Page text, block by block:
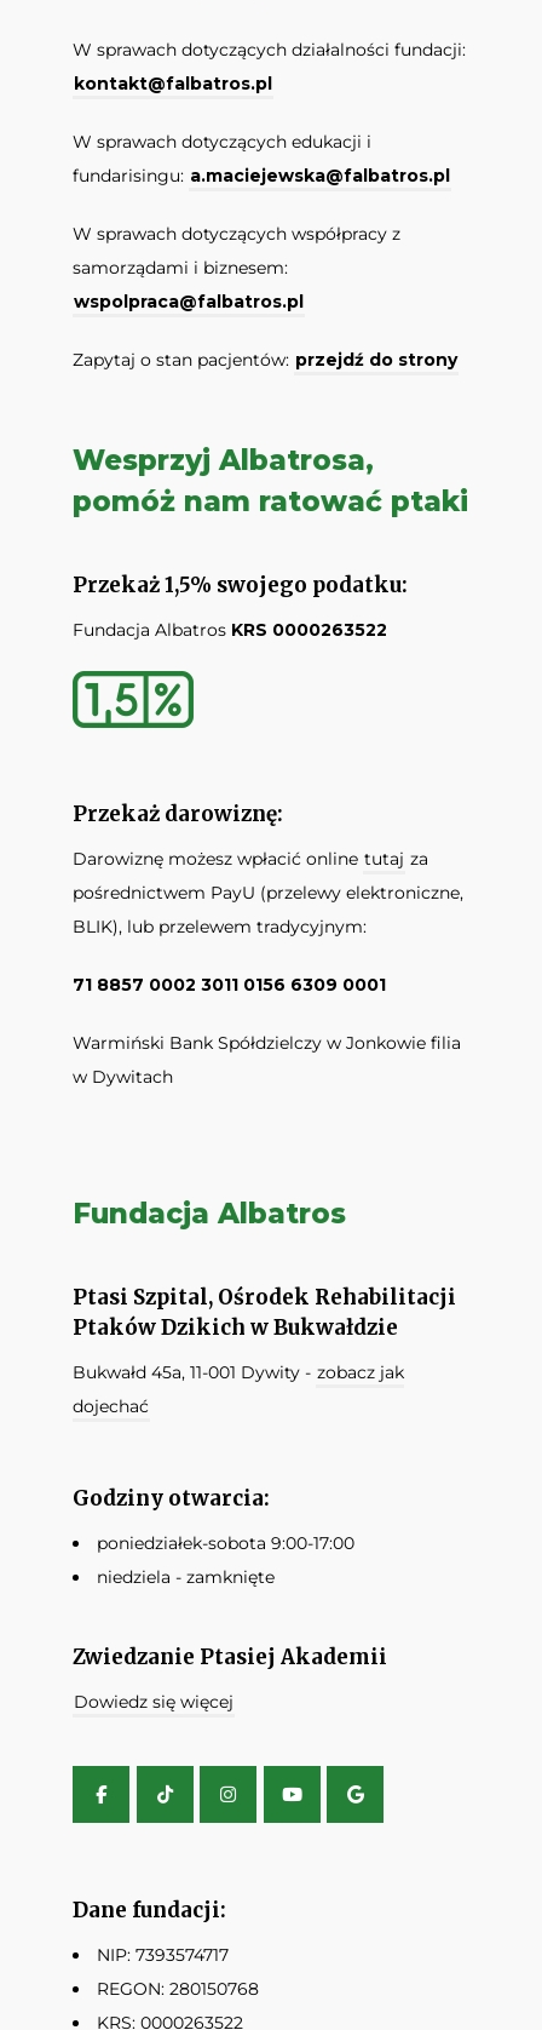
W sprawach dotyczących działalności fundacji:
kontakt@falbatros.pl
W sprawach dotyczących edukacji i
fundarisingu: a.maciejewska@falbatros.pl
W sprawach dotyczących współpracy z
samorządami i biznesem:
wspolpraca@falbatros.pl
Zapytaj o stan pacjentów: przejdź do strony
Wesprzyj Albatrosa,
pomóż nam ratować ptaki
Przekaż 1,5% swojego podatku:
Fundacja Albatros KRS 0000263522
Przekaż darowiznę:
Darowiznę możesz wpłacić online tutaj za
pośrednictwem PayU (przelewy elektroniczne,
BLIK), lub przelewem tradycyjnym:
71 8857 0002 3011 0156 6309 0001
Warmiński Bank Spółdzielczy w Jonkowie filia
w Dywitach
Fundacja Albatros
Ptasi Szpital, Ośrodek Rehabilitacji
Ptaków Dzikich w Bukwałdzie
Bukwałd 45a, 11-001 Dywity - zobacz jak
dojechać
Godziny otwarcia:
poniedziałek-sobota 9:00-17:00
niedziela - zamknięte
Zwiedzanie Ptasiej Akademii
Dowiedz się więcej
Dane fundacji:
NIP: 7393574717
REGON: 280150768
KRS: 0000263522